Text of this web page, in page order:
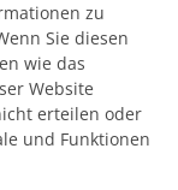
zu
Sie diesen
wie das
Website
erteilen oder
und Funktionen